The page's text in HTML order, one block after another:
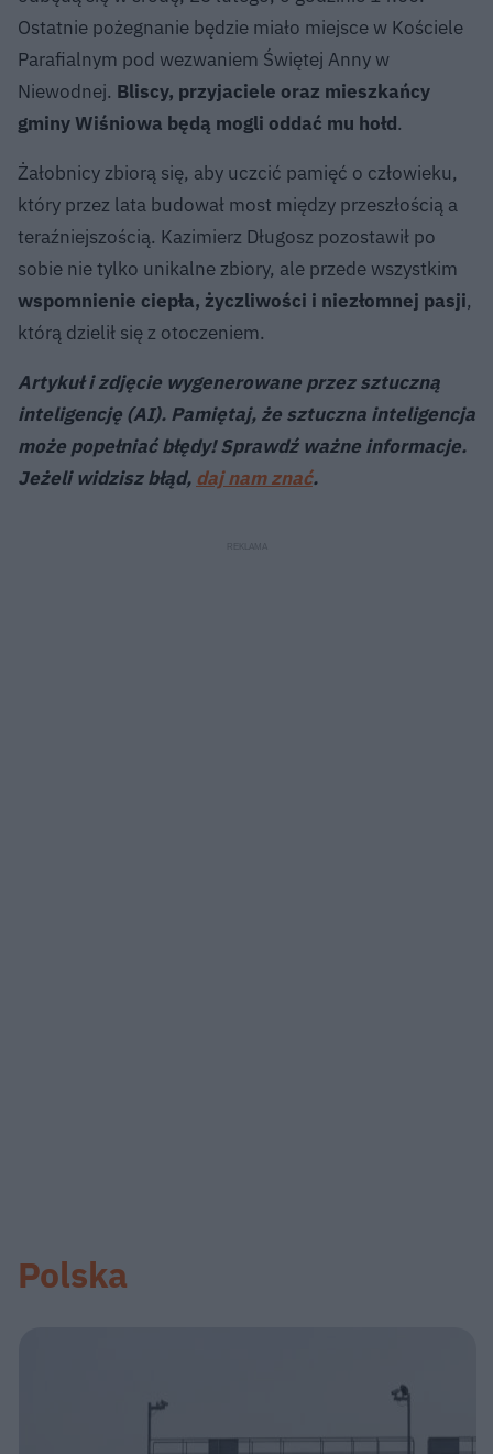
Ostatnie pożegnanie będzie miało miejsce w Kościele
Parafialnym pod wezwaniem Świętej Anny w
Niewodnej. Bliscy, przyjaciele oraz mieszkańcy
gminy Wiśniowa będą mogli oddać mu hołd.
Żałobnicy zbiorą się, aby uczcić pamięć o człowieku,
który przez lata budował most między przeszłością a
teraźniejszością. Kazimierz Długosz pozostawił po
sobie nie tylko unikalne zbiory, ale przede wszystkim
wspomnienie ciepła, życzliwości i niezłomnej pasji,
którą dzielił się z otoczeniem.
Artykuł i zdjęcie wygenerowane przez sztuczną
inteligencję (AI). Pamiętaj, że sztuczna inteligencja
może popełniać błędy! Sprawdź ważne informacje.
Jeżeli widzisz błąd, daj nam znać.
Polska